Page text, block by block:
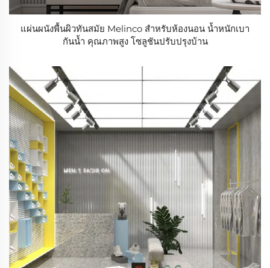
แผ่นผนังพื้นผิวทันสมัย Melinco สำหรับห้องนอน น้ำหนักเบา
กันน้ำ คุณภาพสูง โซลูชันปรับปรุงบ้าน